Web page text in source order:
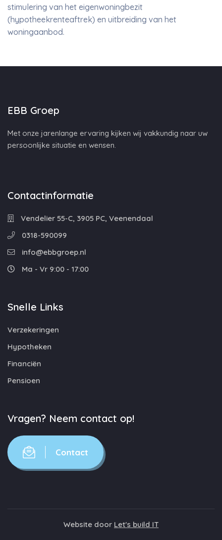
stimulering van het eigenwoningbezit
(hypotheekrenteaftrek) en uitbreiding van het
woningaanbod.
EBB Groep
Met onze jarenlange ervaring kijken wij vakkundig naar uw
persoonlijke situatie en wensen.
Contactinformatie
Vendelier 55-C, 3905 PC, Veenendaal
0318-590099
info@ebbgroep.nl
Ma - Vr 9:00 - 17:00
Snelle Links
Verzekeringen
Hypotheken
Financiën
Pensioen
Vragen? Neem contact op!
Contact
Website door Let's build IT